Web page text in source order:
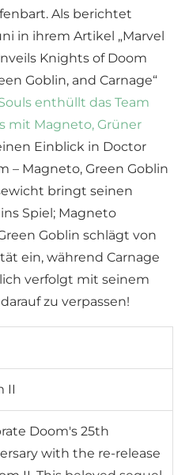
Als berichtet
in ihrem Artikel „Marvel
Knights of Doom
Goblin, and Carnage“
enthüllt das Team
mit Magneto, Grüner
Einblick in Doctor
– Magneto, Green Goblin
bringt seinen
Spiel; Magneto
Goblin schlägt von
ein, während Carnage
verfolgt mit seinem
zu verpassen!
II
Doom's 25th
with the re-release